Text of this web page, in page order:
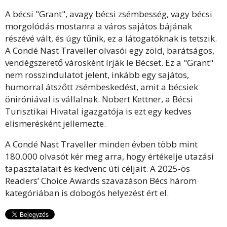
A bécsi "Grant", avagy bécsi zsémbesség, vagy bécsi
morgolódás mostanra a város sajátos bájának
részévé vált, és úgy tűnik, ez a látogatóknak is tetszik.
A Condé Nast Traveller olvasói egy zöld, barátságos,
vendégszerető városként írják le Bécset. Ez a "Grant"
nem rosszindulatot jelent, inkább egy sajátos,
humorral átszőtt zsémbeskedést, amit a bécsiek
öniróniával is vállalnak. Nobert Kettner, a Bécsi
Turisztikai Hivatal igazgatója is ezt egy kedves
elismerésként jellemezte.
A Condé Nast Traveller minden évben több mint
180.000 olvasót kér meg arra, hogy értékelje utazási
tapasztalatait és kedvenc úti céljait. A 2025-ös
Readers’ Choice Awards szavazáson Bécs három
kategóriában is dobogós helyezést ért el.